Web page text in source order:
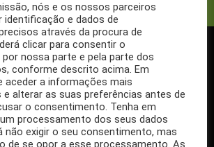
FACEBOOK
nossa página de Facebook, não espere mais!
nós e os nossos parceiros
identificação e dados de
através da procura de
clicar para consentir o
nossa parte e pela parte dos
conforme descrito acima. Em
aceder a informações mais
e alterar as suas preferências antes de
o consentimento. Tenha em
processamento dos seus dados
não exigir o seu consentimento, mas
de se opor a esse processamento. As